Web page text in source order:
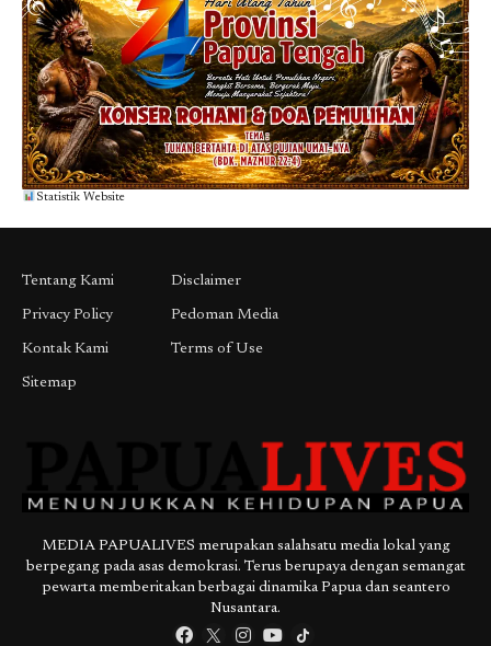
Statistik Website
Tentang Kami
Privacy Policy
Kontak Kami
Sitemap
Disclaimer
Pedoman Media
Terms of Use
MEDIA PAPUALIVES merupakan salahsatu media lokal yang
berpegang pada asas demokrasi. Terus berupaya dengan semangat
pewarta memberitakan berbagai dinamika Papua dan seantero
Nusantara.